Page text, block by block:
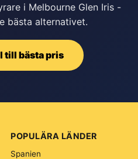
i Melbourne Glen Iris -
bästa alternativet.
till bästa pris
POPULÄRA LÄNDER
Spanien